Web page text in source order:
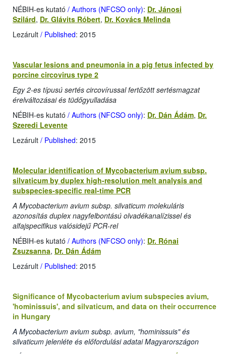
NÉBIH-es kutató / Authors (NFCSO only): Dr. Jánosi
Szilárd, Dr. Glávits Róbert, Dr. Kovács Melinda
Lezárult / Published: 2015
Vascular lesions and pneumonia in a pig fetus infected by
porcine circovirus type 2
Egy 2-es típusú sertés circovírussal fertőzött sertésmagzat
érelváltozásai és tüdőgyulladása
NÉBIH-es kutató / Authors (NFCSO only): Dr. Dán Ádám, Dr.
Szeredi Levente
Lezárult / Published: 2015
Molecular identification of Mycobacterium avium subsp.
silvaticum by duplex high-resolution melt analysis and
subspecies-specific real-time PCR
A Mycobacterium avium subsp. silvaticum molekuláris
azonosítás duplex nagyfelbontású olvadékanalízissel és
alfajspecifikus valósidejű PCR-rel
NÉBIH-es kutató / Authors (NFCSO only): Dr. Rónai
Zsuzsanna, Dr. Dán Ádám
Lezárult / Published: 2015
Significance of Mycobacterium avium subspecies avium,
'hominissuis', and silvaticum, and data on their occurrence
in Hungary
A Mycobacterium avium subsp. avium, "hominissuis" és
silvaticum jelenléte és előfordulási adatai Magyarországon